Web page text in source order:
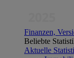
Finanzen,
Beliebte
Aktuelle